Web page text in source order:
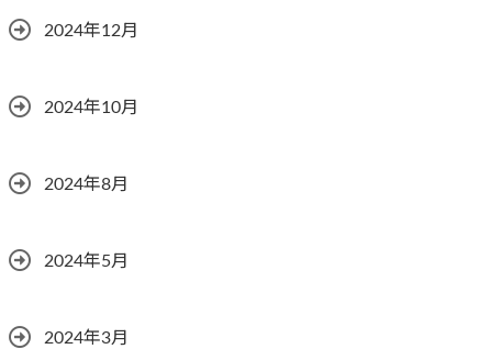
2024年12月
2024年10月
2024年8月
2024年5月
2024年3月